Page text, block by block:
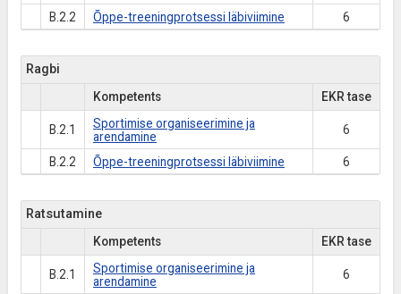
B.2.2 Õppe-treeningprotsessi läbiviimine 6
Ragbi
Kompetents EKR tase
B.2.1
Sportimise organiseerimine ja
arendamine
6
B.2.2 Õppe-treeningprotsessi läbiviimine 6
Ratsutamine
Kompetents EKR tase
B.2.1
Sportimise organiseerimine ja
arendamine
6